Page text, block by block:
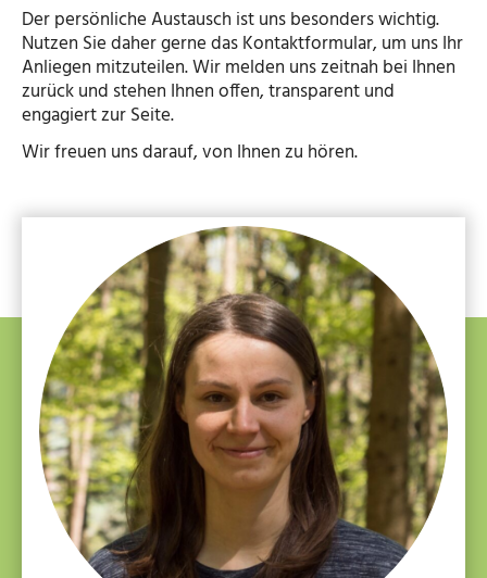
Der persönliche Austausch ist uns besonders wichtig.
Nutzen Sie daher gerne das Kontaktformular, um uns Ihr
Anliegen mitzuteilen. Wir melden uns zeitnah bei Ihnen
zurück und stehen Ihnen offen, transparent und
engagiert zur Seite.
Wir freuen uns darauf, von Ihnen zu hören.